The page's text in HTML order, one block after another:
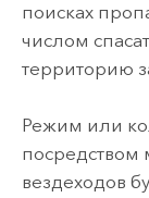
поисках
числом
территорию
Режим или
посредством
вездеходов